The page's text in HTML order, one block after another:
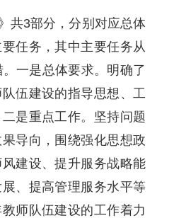
共3部分，分别对应总体
任务，其中主要任务从
一是总体要求。明确了
伍建设的指导思想、工
是重点工作。坚持问题
导向，围绕强化思想政
建设、提升服务战略能
、提高管理服务水平等
师队伍建设的工作着力